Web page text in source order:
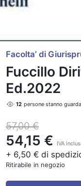
Facolta’ di
Fuccillo
Ed.2022
12 persone stanno
57,00 €
54,15 € IVA
+ 6,50 € di
Ritirabile in negozio